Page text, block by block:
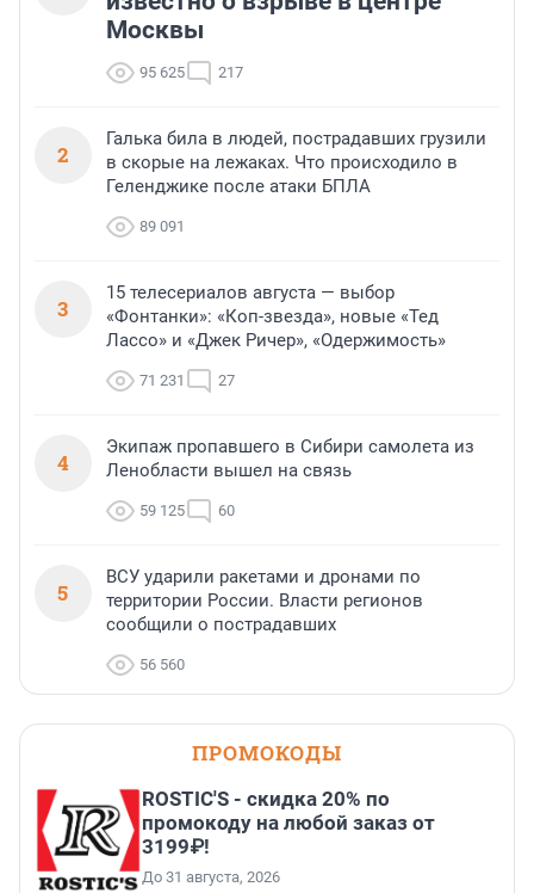
Москвы
95 625 217
2
Галька била в людей, пострадавших грузили
в скорые на лежаках. Что происходило в
Геленджике после атаки БПЛА
89 091
3
15 телесериалов августа — выбор
«Фонтанки»: «Коп-звезда», новые «Тед
Лассо» и «Джек Ричер», «Одержимость»
71 231 27
4
Экипаж пропавшего в Сибири самолета из
Ленобласти вышел на связь
59 125 60
5
ВСУ ударили ракетами и дронами по
территории России. Власти регионов
сообщили о пострадавших
56 560
ПРОМОКОДЫ
ROSTIC'S - скидка 20% по
промокоду на любой заказ от
3199₽!
До 31 августа, 2026